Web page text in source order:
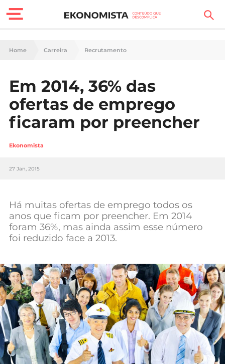
Finanças Pessoais
Carreira
Casa
Lifestyle
Sociedade
Negócios
Mundial 2026
Home Carreira Recrutamento
Em 2014, 36% das
ofertas de emprego
ficaram por preencher
Ekonomista
27 Jan, 2015
Há muitas ofertas de emprego todos os
anos que ficam por preencher. Em 2014
foram 36%, mas ainda assim esse número
foi reduzido face a 2013.